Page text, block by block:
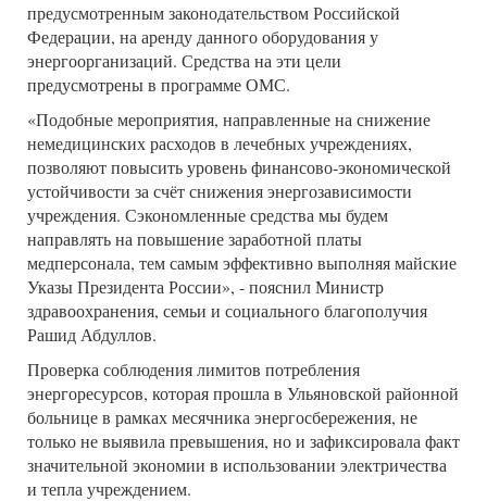
предусмотренным законодательством Российской
Федерации, на аренду данного оборудования у
энергоорганизаций. Средства на эти цели
предусмотрены в программе ОМС.
«Подобные мероприятия, направленные на снижение
немедицинских расходов в лечебных учреждениях,
позволяют повысить уровень финансово-экономической
устойчивости за счёт снижения энергозависимости
учреждения. Сэкономленные средства мы будем
направлять на повышение заработной платы
медперсонала, тем самым эффективно выполняя майские
Указы Президента России», - пояснил Министр
здравоохранения, семьи и социального благополучия
Рашид Абдуллов.
Проверка соблюдения лимитов потребления
энергоресурсов, которая прошла в Ульяновской районной
больнице в рамках месячника энергосбережения, не
только не выявила превышения, но и зафиксировала факт
значительной экономии в использовании электричества
и тепла учреждением.